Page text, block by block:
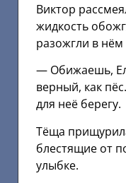
Виктор
жидкость
разожгли в нём
— Обижаешь,
верный, как
для неё берегу.
Тёща
блестящие от
улыбке.